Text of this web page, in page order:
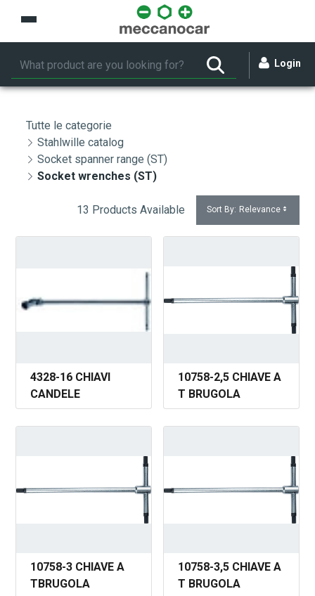
Skip to Main Content
Login
Tutte le categorie
Stahlwille catalog
Socket spanner range (ST)
Socket wrenches (ST)
13 Products Available Sort By: Relevance
4328-16 CHIAVI
CANDELE
10758-2,5 CHIAVE A
T BRUGOLA
10758-3 CHIAVE A
TBRUGOLA
10758-3,5 CHIAVE A
T BRUGOLA